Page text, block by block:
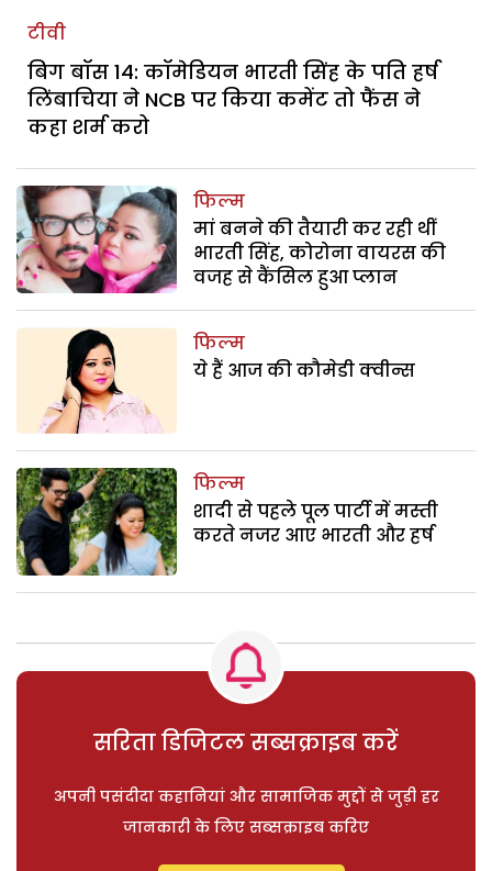
टीवी
बिग बॉस 14: कॉमेडियन भारती सिंह के पति हर्ष
लिंबाचिया ने NCB पर किया कमेंट तो फैंस ने
कहा शर्म करो
फिल्म
मां बनने की तैयारी कर रही थीं
भारती सिंह, कोरोना वायरस की
वजह से कैंसिल हुआ प्लान
फिल्म
ये हैं आज की कौमेडी क्वीन्स
फिल्म
शादी से पहले पूल पार्टी में मस्ती
करते नजर आए भारती और हर्ष
सरिता डिजिटल सब्सक्राइब करें
अपनी पसंदीदा कहानियां और सामाजिक मुद्दों से जुड़ी हर
जानकारी के लिए सब्सक्राइब करिए